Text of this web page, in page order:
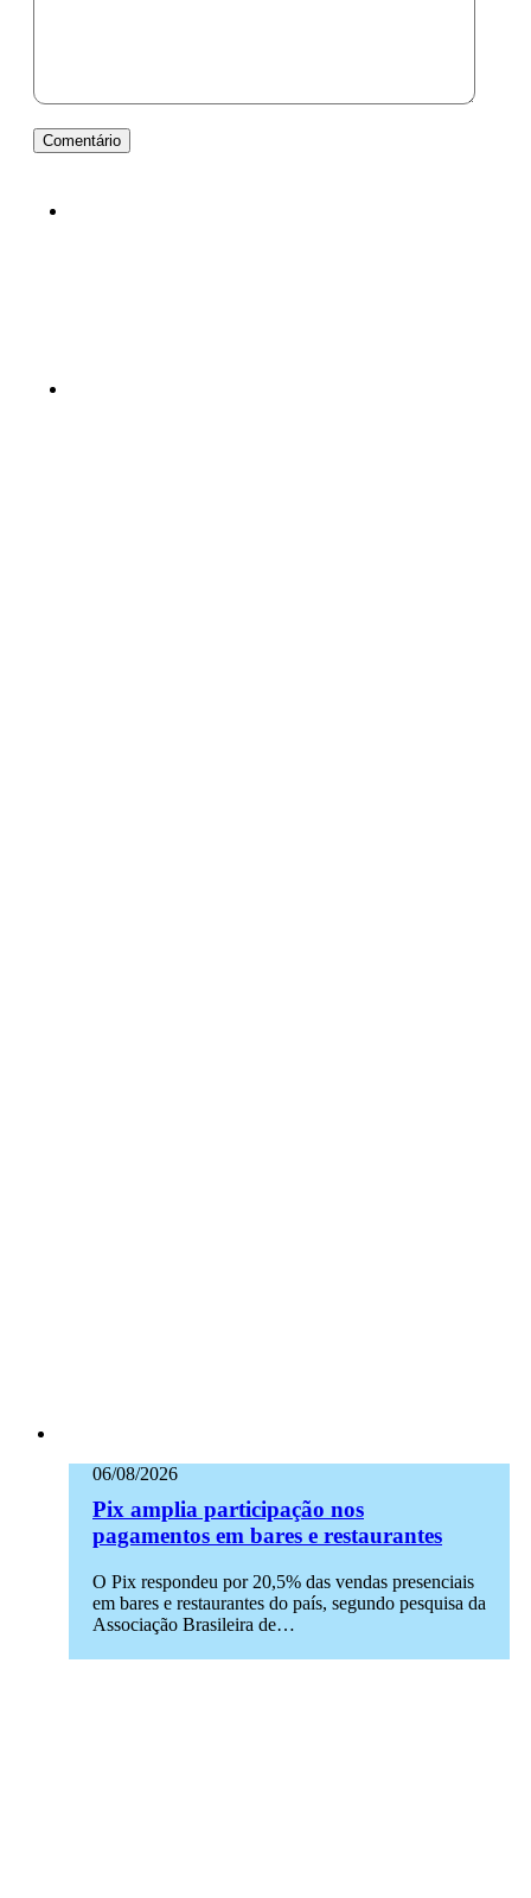
06/08/2026
Pix amplia participação nos
pagamentos em bares e restaurantes
O Pix respondeu por 20,5% das vendas presenciais
em bares e restaurantes do país, segundo pesquisa da
Associação Brasileira de…